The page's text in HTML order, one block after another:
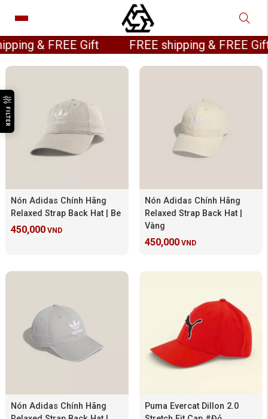
& FREE Gift FREE shipping & FREE
FILTER
Nón Adidas Chính Hãng
Relaxed Strap Back Hat | Be
450,000 VND
Nón Adidas Chính Hãng
Relaxed Strap Back Hat |
Vàng
450,000 VND
Nón Adidas Chính Hãng
Puma Evercat Dillon 2.0